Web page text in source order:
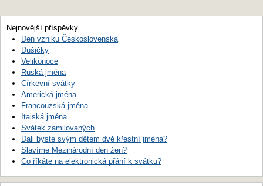
Nejnovější příspěvky
Den vzniku Československa
Dušičky
Velikonoce
Ruská jména
Církevní svátky
Americká jména
Francouzská jména
Italská jména
Svátek zamilovaných
Dali byste svým dětem dvě křestní jména?
Slavíme Mezinárodní den žen?
Co říkáte na elektronická přání k svátku?